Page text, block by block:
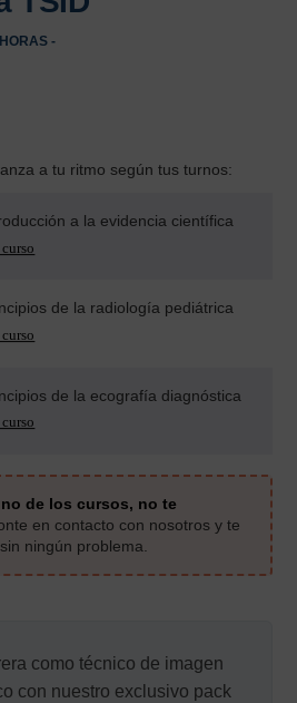
-
a tu ritmo según tus turnos:
a la evidencia científica
de la radiología pediátrica
de la ecografía diagnóstica
de los cursos, no te
en contacto con nosotros y te
ningún problema.
como técnico de imagen
con nuestro exclusivo pack